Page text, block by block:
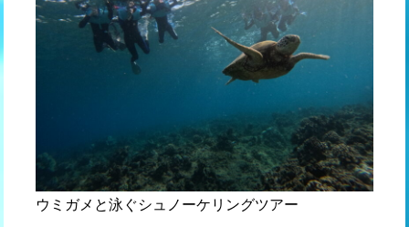
ウミガメと泳ぐシュノーケリングツアー